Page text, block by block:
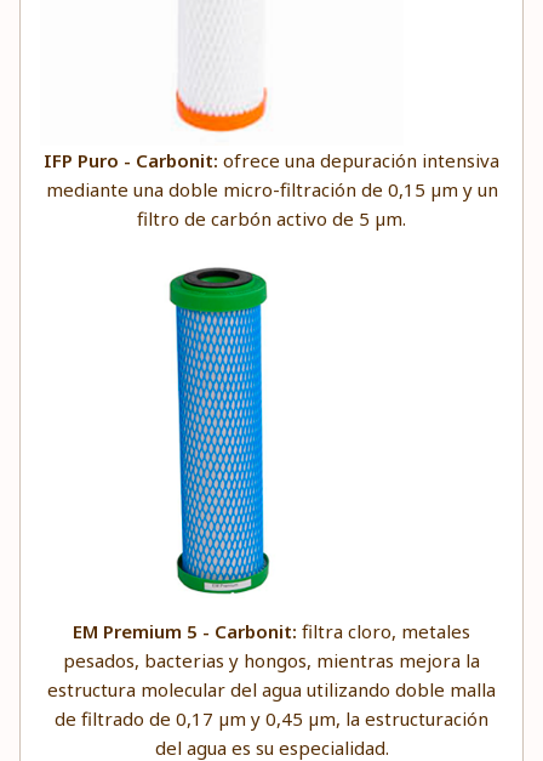
IFP Puro - Carbonit: ofrece una depuración intensiva
mediante una doble micro-filtración de 0,15 µm y un
filtro de carbón activo de 5 µm.
EM Premium 5 - Carbonit: filtra cloro, metales
pesados, bacterias y hongos, mientras mejora la
estructura molecular del agua utilizando doble malla
de filtrado de 0,17 µm y 0,45 µm, la estructuración
del agua es su especialidad.